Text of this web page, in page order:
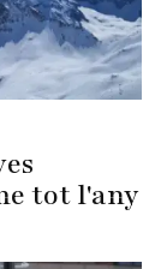
tot l'any